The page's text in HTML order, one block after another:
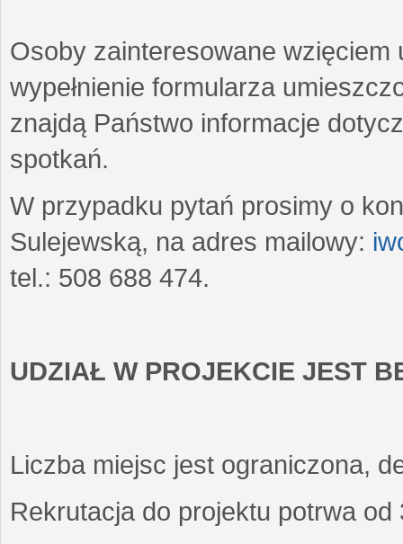
Osoby zainteresowane wzięciem
wypełnienie formularza
znajdą Państwo informacje
spotkań.
W przypadku pytań prosimy o
Sulejewską, na adres mailowy:
tel.: 508 688 474.
UDZIAŁ W PROJEKCIE JEST
Liczba miejsc jest ograniczona,
Rekrutacja do projektu potrwa